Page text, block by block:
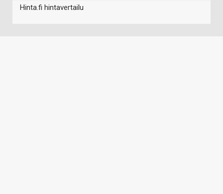
Hinta.fi hintavertailu